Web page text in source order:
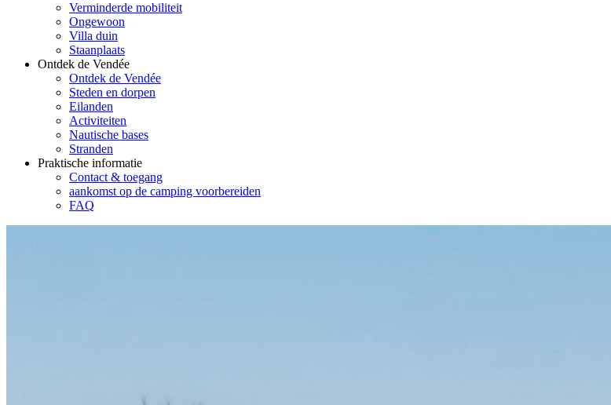
Verminderde mobiliteit
Ongewoon
Villa duin
Staanplaats
Ontdek de Vendée
Ontdek de Vendée
Steden en dorpen
Eilanden
Activiteiten
Nautische bases
Stranden
Praktische informatie
Contact & toegang
aankomst op de camping voorbereiden
FAQ